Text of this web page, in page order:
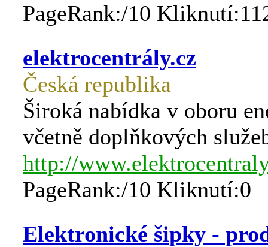
PageRank:/10
elektrocentrály.cz
Česká republika
Široká nabídka v oboru
včetně doplňkových
http://
PageRank:/10 Kliknutí:0
Elektronické šipky -